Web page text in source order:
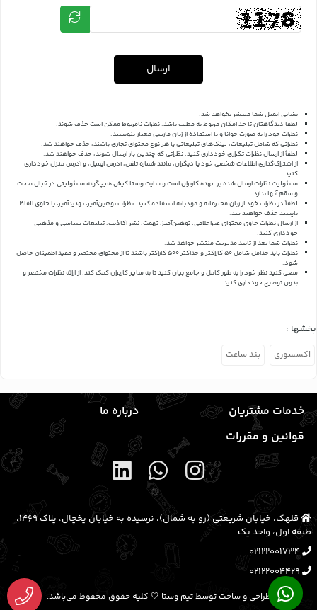
ارسال
نشانی ایمیل شما منتشر نخواهد شد.
لطفا دیدگاهتان تا حد امکان مربوط به مطلب باشد. نظرات نامربوط ممکن است حذف شوند.
نظرات خود را به صورت خوانا و با استفاده از زبان فارسی معیار بنویسید.
نظراتی که شامل تبلیغات، لینک‌های تبلیغاتی یا هر نوع محتوای تجاری باشند، حذف خواهند شد.
لطفاً از ارسال نظرات تکراری خودداری کنید. نظراتی که چندین بار ارسال شوند، حذف خواهند شد.
از اشتراک‌گذاری اطلاعات شخصی خود یا دیگران، مانند شماره تلفن، آدرس ایمیل، و آدرس منزل خودداری
کنید.
مسئولیت نظرات ارسال شده بر عهده کاربران است و سایت وستا کیش هیچگونه مسئولیتی در قبال صحت
و سقم آنها ندارد.
لطفاً در نظرات خود از زبان محترمانه و مودبانه استفاده کنید. نظرات توهین‌آمیز، تهدیدآمیز، یا حاوی الفاظ
ناپسند حذف خواهند شد.
از ارسال نظرات حاوی محتوای غیراخلاقی، توهین‌آمیز، تهمت، نشر اکاذیب، تبلیغات سیاسی و مذهبی
خودداری کنید.
نظرات شما بعد از تایید مدیریت منتشر خواهد شد.
نظرات باید حداقل شامل 50 کاراکتر و حداکثر 500 کاراکتر باشند تا از محتوای مختصر و مفید اطمینان حاصل
شود.
سعی کنید نظر خود را به طور کامل و جامع بیان کنید تا به سایر کاربران کمک کند.از ارائه نظرات مختصر و
بدون توضیح خودداری کنید.
بخشها :
اکسسوری بند ساعت
خدمات مشتریان
درباره ما
قوانین و مقررات
قلهک، خیابان شریعتی (رو به شمال)، نرسیده به خیابان یخچال، پلاک ۱۴۶۹،
طبقه اول، واحد یک
02122001734
02122004429
طراحی و ساخت توسط تیم وستا 🤍 کلیه حقوق محفوظ می‌باشد.